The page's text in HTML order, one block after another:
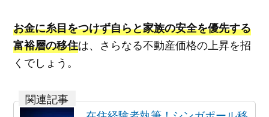
お金に糸目をつけず自らと家族の安全を優先する
富裕層の移住は、さらなる不動産価格の上昇を招
くでしょう。